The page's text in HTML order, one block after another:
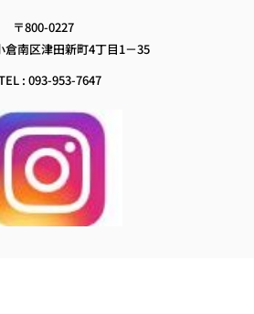
〒800-0227
倉南区津田新町4丁目1－35
: 093-953-7647